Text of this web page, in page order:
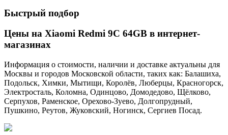
Быстрый подбор
Цены на Xiaomi Redmi 9C 64GB в интернет-
магазинах
Информация о стоимости, наличии и доставке актуальны для
Москвы и городов Московской области, таких как: Балашиха,
Подольск, Химки, Мытищи, Королёв, Люберцы, Красногорск,
Электросталь, Коломна, Одинцово, Домодедово, Щёлково,
Серпухов, Раменское, Орехово-Зуево, Долгопрудный,
Пушкино, Реутов, Жуковский, Ногинск, Сергиев Посад.